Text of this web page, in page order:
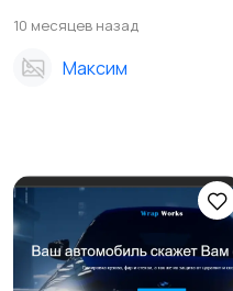
10 месяцев назад
Максим